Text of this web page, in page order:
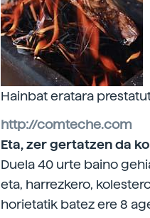
Hainbat eratara
http://comteche.com
Eta, zer gertatzen da
Duela 40 urte baino
eta, harrezkero,
horietatik batez ere 8